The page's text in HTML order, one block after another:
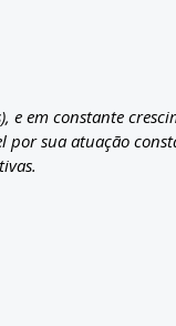
e em constante
por sua atuação